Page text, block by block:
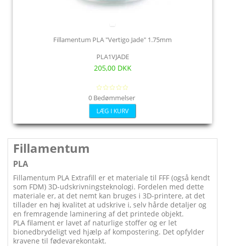
Fillamentum PLA "Vertigo Jade" 1.75mm
PLA1VJADE
205,00 DKK
0 Bedømmelser
LÆG I KURV
Fillamentum
PLA
Fillamentum PLA Extrafill er et materiale til FFF (også kendt
som FDM) 3D-udskrivningsteknologi. Fordelen med dette
materiale er, at det nemt kan bruges i 3D-printere, at det
tillader en høj kvalitet at udskrive i, selv hårde detaljer og
en fremragende laminering af det printede objekt.
PLA filament er lavet af naturlige stoffer og er let
bionedbrydeligt ved hjælp af kompostering. Det opfylder
kravene til fødevarekontakt.